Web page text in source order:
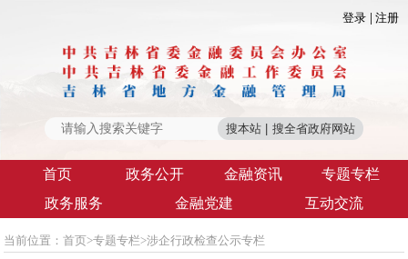
登录 注册
首页 政务公开 金融资讯
专题专栏
政务服务
金融党建 互动交流
当前位置：首页>专题专栏>涉企行政检查公示专栏